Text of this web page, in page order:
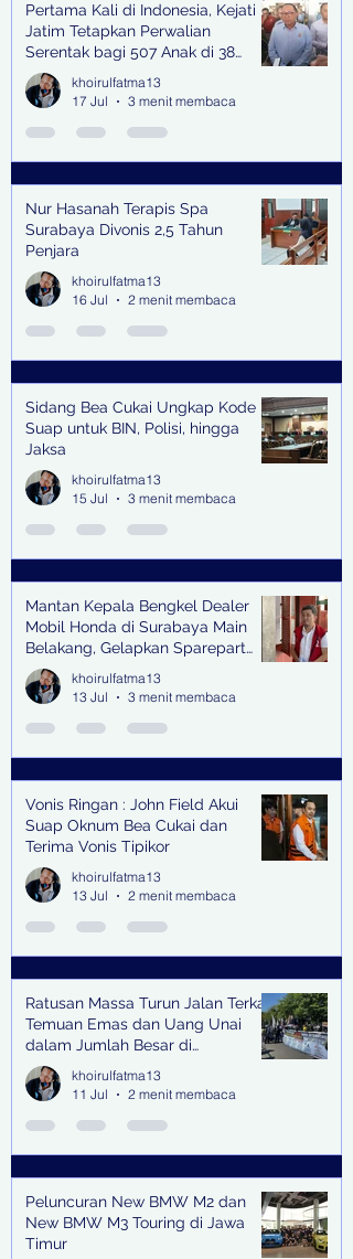
Pertama Kali di Indonesia, Kejati
Jatim Tetapkan Perwalian
Serentak bagi 507 Anak di 38
Kabupaten & Kota
khoirulfatma13
17 Jul
3 menit membaca
Nur Hasanah Terapis Spa
Surabaya Divonis 2,5 Tahun
Penjara
khoirulfatma13
16 Jul
2 menit membaca
Sidang Bea Cukai Ungkap Kode
Suap untuk BIN, Polisi, hingga
Jaksa
khoirulfatma13
15 Jul
3 menit membaca
Mantan Kepala Bengkel Dealer
Mobil Honda di Surabaya Main
Belakang, Gelapkan Sparepart
Senilai Rp 1,9 Miliar
khoirulfatma13
13 Jul
3 menit membaca
Vonis Ringan : John Field Akui
Suap Oknum Bea Cukai dan
Terima Vonis Tipikor
khoirulfatma13
13 Jul
2 menit membaca
Ratusan Massa Turun Jalan Terkait
Temuan Emas dan Uang Unai
dalam Jumlah Besar di
Lingkungan Jampidsus Kejaksaan
Agung RI di Jakarta
khoirulfatma13
11 Jul
2 menit membaca
Peluncuran New BMW M2 dan
New BMW M3 Touring di Jawa
Timur